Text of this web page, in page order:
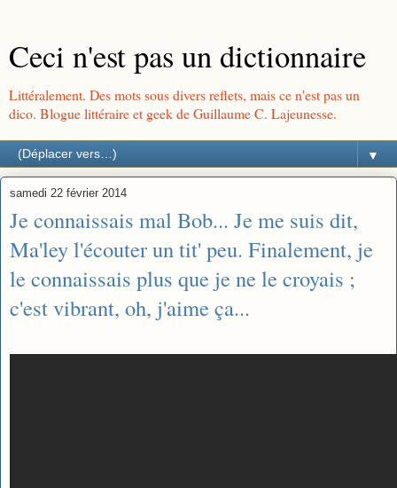
Ceci n'est pas un dictionnaire
Littéralement. Des mots sous divers reflets, mais ce n'est pas un
dico. Blogue littéraire et geek de Guillaume C. Lajeunesse.
▼
samedi 22 février 2014
Je connaissais mal Bob... Je me suis dit,
Ma'ley l'écouter un tit' peu. Finalement, je
le connaissais plus que je ne le croyais ;
c'est vibrant, oh, j'aime ça...